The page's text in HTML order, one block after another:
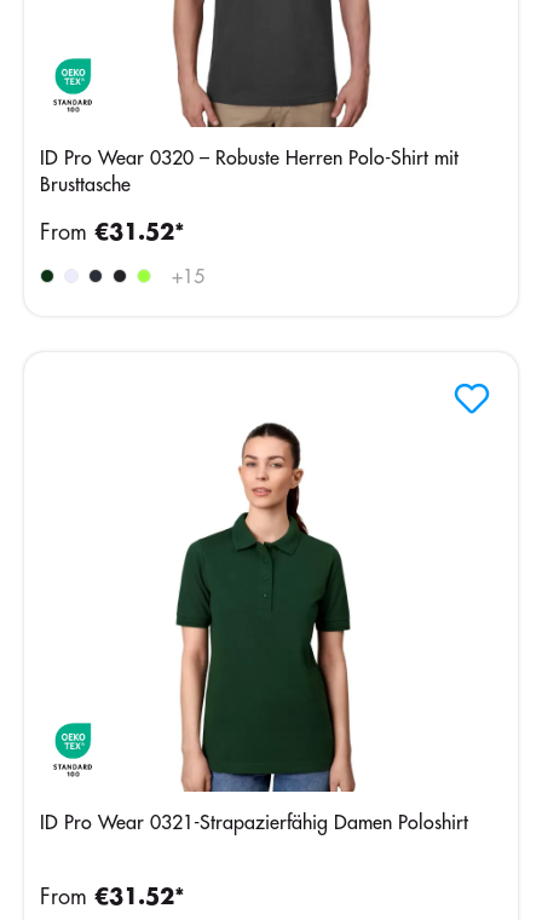
ID Pro Wear 0320 – Robuste Herren Polo-Shirt mit
Brusttasche
+15
From €31.52*
ID Pro Wear 0321-Strapazierfähig Damen Poloshirt
From €31.52*